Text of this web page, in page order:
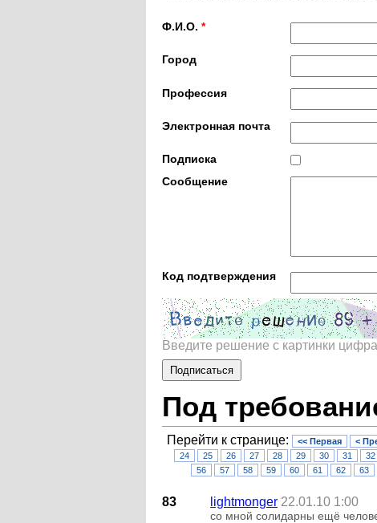
Ф.И.О. *
Город
Профессия
Электронная почта
Подписка
Сообщение
Код подтверждения
Введите решение с картинки
Под
Перейти к странице: << Первая <
24
25 26 27 28 29 30 31 32
56
57 58 59 60 61 62 63
83
lightmonger 22.01.10 1:00
со мной солидарны ещё